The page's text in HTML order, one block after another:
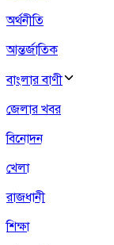
অর্থনীতি
আন্তর্জাতিক
বাংলার বাণী
জেলার খবর
বিনোদন
খেলা
রাজধানী
শিক্ষা